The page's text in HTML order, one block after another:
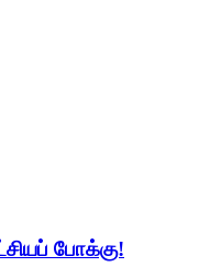
போக்கு!